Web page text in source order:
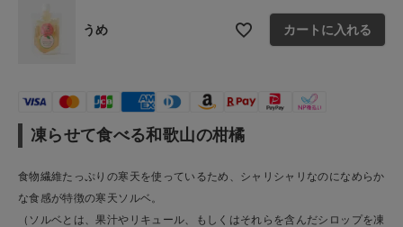
うめ カートに入れる
凍らせて食べる和歌山の柑橘
食物繊維たっぷりの寒天を使っているため、シャリシャリなのになめらか
な食感が特徴の寒天ソルベ。
（ソルベとは、果汁やリキュール、もしくはそれらを含んだシロップを凍